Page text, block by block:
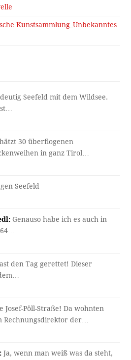
Kunstsammlung_Unbekanntes
Seefeld mit dem Wildsee.
30 überflogenen
in ganz Tirol…
Seefeld
Genauso habe ich es auch in
den Tag gerettet! Dieser
Josef-Pöll-Straße! Da wohnten
Rechnungsdirektor der…
Ja, wenn man weiß was da steht,